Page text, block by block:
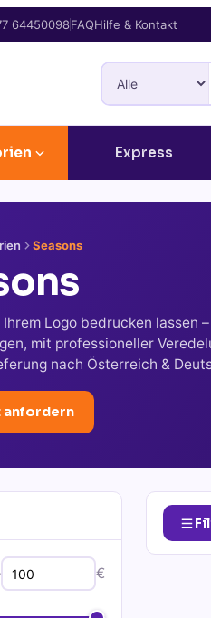
64450098FAQHilfe & Kontakt
Express
Seasons
Ihrem Logo bedrucken lassen
mit professioneller
nach Österreich &
anfordern
€